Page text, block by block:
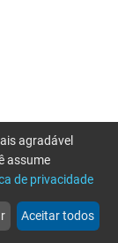
more_horiz
Mais
agradável
assume
de privacidade
Aceitar todos